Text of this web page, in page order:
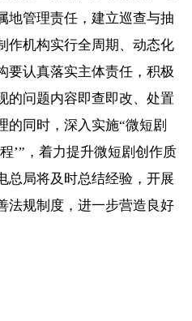
地管理责任，建立巡查与抽
作机构实行全周期、动态化
要认真落实主体责任，积极
的问题内容即查即改、处置
的同时，深入实施“微短剧
’”，着力提升微短剧创作质
总局将及时总结经验，开展
法规制度，进一步营造良好